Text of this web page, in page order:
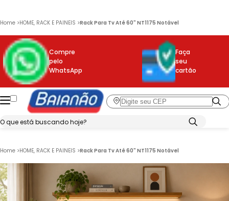
Home >HOME, RACK E PAINEIS >Rack Para Tv Até 60" NT1175 Notável
Compre
pelo
WhatsApp
Faça
seu
cartão
Home >HOME, RACK E PAINEIS >Rack Para Tv Até 60" NT1175 Notável